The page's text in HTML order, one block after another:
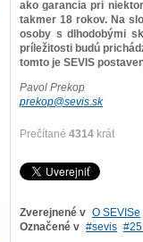
ako garancia pri
takmer 18 rokov. Na
osoby s dlhodobými
príležitosti budú
tomto je SEVIS
Pavol Prekop
prekop@sevis.sk
Prečítané 4314 krát
Zverejnené v O SEVISe
Označené v
sevis